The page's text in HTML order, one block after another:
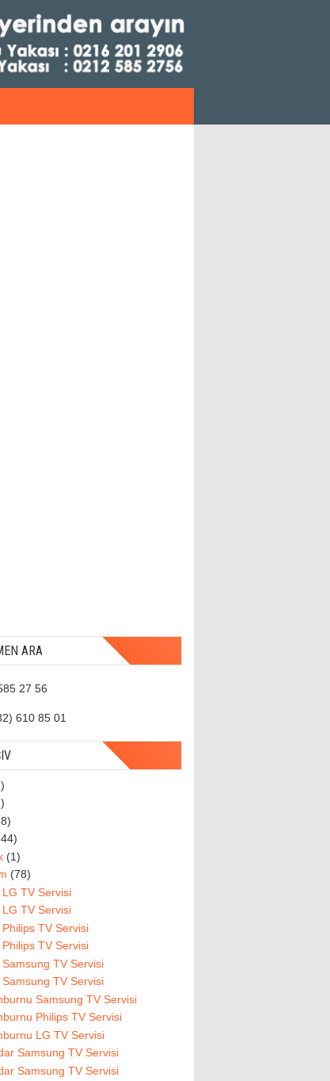
ARA
27 56
610 85 01
(1)
(78)
LG TV Servisi
LG TV Servisi
TV Servisi
TV Servisi
Samsung TV Servisi
Samsung TV Servisi
Samsung TV Servisi
Philips TV Servisi
LG TV Servisi
Samsung TV Servisi
Samsung TV Servisi